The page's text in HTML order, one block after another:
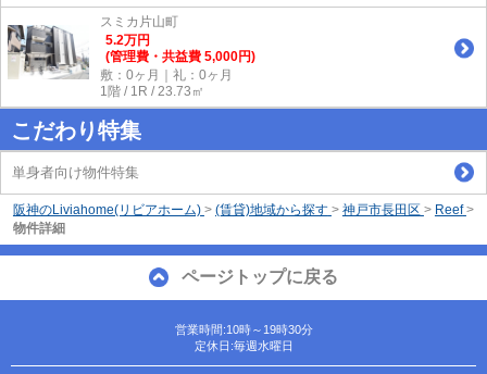
スミカ片山町
5.2万円
(管理費・共益費 5,000円)
敷：0ヶ月｜礼：0ヶ月
1階 / 1R / 23.73㎡
こだわり特集
単身者向け物件特集
阪神のLiviahome(リビアホーム) > (賃貸)地域から探す > 神戸市長田区 > Reef >
物件詳細
ページトップに戻る
営業時間:10時～19時30分
定休日:毎週水曜日